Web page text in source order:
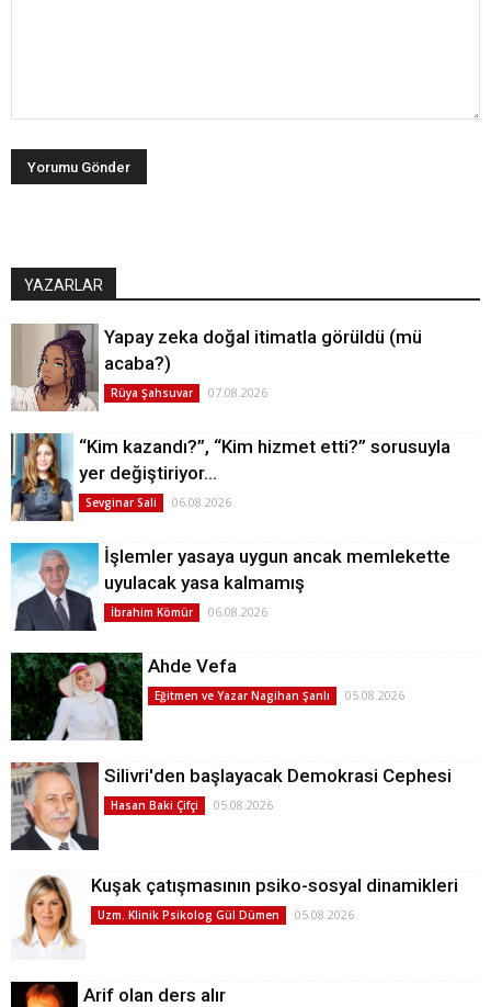
YAZARLAR
Yapay zeka doğal itimatla görüldü (mü
acaba?)
Rüya Şahsuvar 07.08.2026
“Kim kazandı?”, “Kim hizmet etti?” sorusuyla
yer değiştiriyor…
Sevginar Sali 06.08.2026
İşlemler yasaya uygun ancak memlekette
uyulacak yasa kalmamış
İbrahim Kömür 06.08.2026
Ahde Vefa
Eğitmen ve Yazar Nagihan Şanlı 05.08.2026
Silivri'den başlayacak Demokrasi Cephesi
Hasan Baki Çifçi 05.08.2026
Kuşak çatışmasının psiko-sosyal dinamikleri
Uzm. Klinik Psikolog Gül Dümen 05.08.2026
Arif olan ders alır